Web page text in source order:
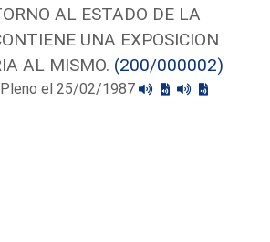
AL ESTADO DE LA
UNA EXPOSICION
AL MISMO. (200/000002)
el 25/02/1987